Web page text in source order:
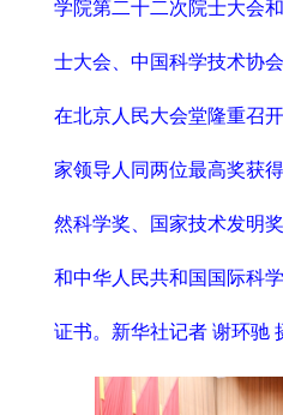
学院第二十二次院士大会
士大会、中国科学技术协
在北京人民大会堂隆重召
家领导人同两位最高奖获
然科学奖、国家技术发明
和中华人民共和国国际科
证书。新华社记者 谢环驰